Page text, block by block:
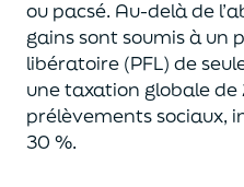
ou pacsé. Au-delàde
gains sont soumis à
libératoire (PFL) de
une taxation globale de
prélèvements sociaux,
30 %.